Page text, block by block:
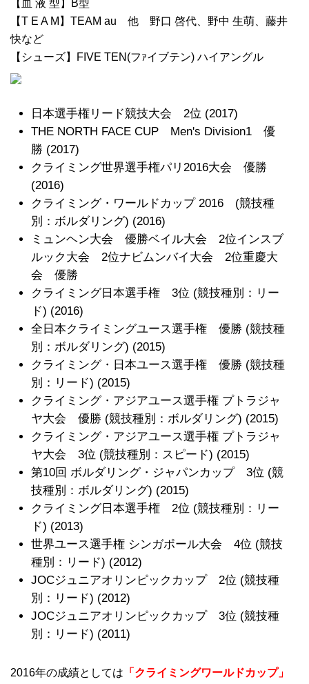
【血 液 型】B型
【T E A M】TEAM au 他 野口 啓代、野中 生萌、藤井
快など
【シューズ】FIVE TEN(フｧイブテン) ハイアングル
日本選手権リード競技大会 2位 (2017)
THE NORTH FACE CUP Men's Division1 優
勝 (2017)
クライミング世界選手権パリ2016大会 優勝
(2016)
クライミング・ワールドカップ 2016 (競技種
別：ボルダリング) (2016)
ミュンヘン大会 優勝ベイル大会 2位インスブ
ルック大会 2位ナビムンバイ大会 2位重慶大
会 優勝
クライミング日本選手権 3位 (競技種別：リー
ド) (2016)
全日本クライミングユース選手権 優勝 (競技種
別：ボルダリング) (2015)
クライミング・日本ユース選手権 優勝 (競技種
別：リード) (2015)
クライミング・アジアユース選手権 プトラジャ
ヤ大会 優勝 (競技種別：ボルダリング) (2015)
クライミング・アジアユース選手権 プトラジャ
ヤ大会 3位 (競技種別：スピード) (2015)
第10回 ボルダリング・ジャパンカップ 3位 (競
技種別：ボルダリング) (2015)
クライミング日本選手権 2位 (競技種別：リー
ド) (2013)
世界ユース選手権 シンガポール大会 4位 (競技
種別：リード) (2012)
JOCジュニアオリンピックカップ 2位 (競技種
別：リード) (2012)
JOCジュニアオリンピックカップ 3位 (競技種
別：リード) (2011)
2016年の成績としては 「クライミングワールドカップ」